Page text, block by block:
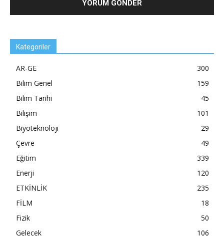
Kategoriler
AR-GE
300
Bilim Genel
159
Bilim Tarihi
45
Bilişim
101
Biyoteknoloji
29
Çevre
49
Eğitim
339
Enerji
120
ETKİNLİK
235
FİLM
18
Fizik
50
Gelecek
106